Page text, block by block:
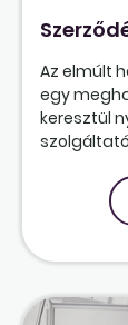
Az elmúlt
egy
keresztül